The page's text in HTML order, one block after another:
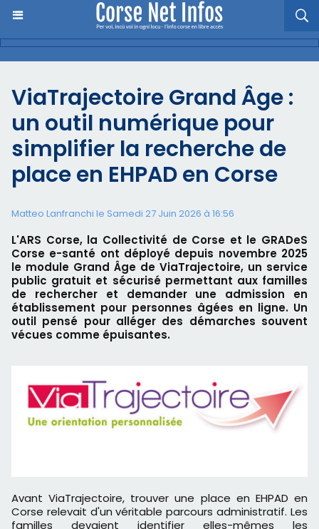
ViaTrajectoire Grand Âge :
un outil numérique pour
simplifier la recherche de
place en EHPAD en Corse
Matteo Lanfranchi le Samedi 27 Juin 2026 à 16:56
L'ARS Corse, la Collectivité de Corse et le GRADeS
Corse e-santé ont déployé depuis novembre 2025
le module Grand Âge de ViaTrajectoire, un service
public gratuit et sécurisé permettant aux familles
de rechercher et demander une admission en
établissement pour personnes âgées en ligne. Un
outil pensé pour alléger des démarches souvent
vécues comme épuisantes.
Avant ViaTrajectoire, trouver une place en EHPAD en
Corse relevait d'un véritable parcours administratif. Les
familles devaient identifier elles-mêmes les